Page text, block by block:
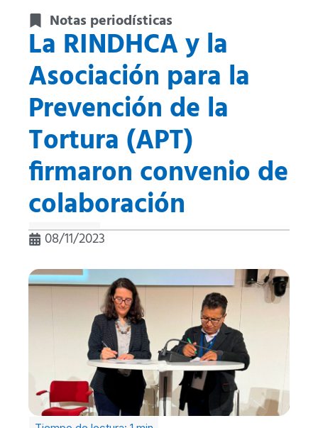
Notas periodísticas
La RINDHCA y la
Asociación para la
Prevención de la
Tortura (APT)
firmaron convenio de
colaboración
08/11/2023